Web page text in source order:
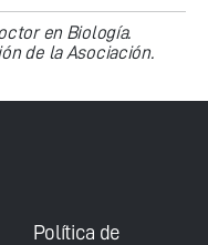
en Biología.
de la Asociación.
Política de